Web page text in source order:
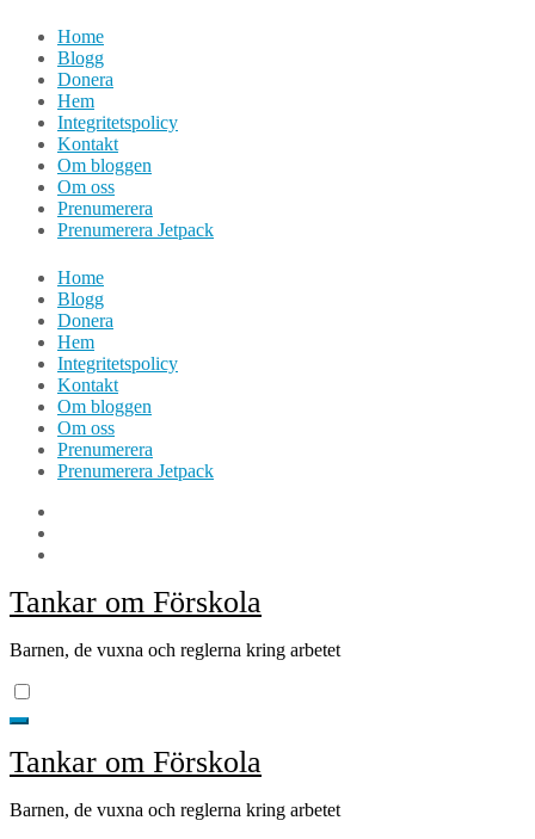
Hoppa
innehåll
Home
Blogg
Donera
Hem
Integritetspolicy
Kontakt
Om bloggen
Om oss
Prenumerera
Prenumerera Jetpack
Home
Blogg
Donera
Hem
Integritetspolicy
Kontakt
Om bloggen
Om oss
Prenumerera
Prenumerera Jetpack
Tankar om Förskola
Barnen, de vuxna och reglerna kring arbetet
Tankar om Förskola
Barnen, de vuxna och reglerna kring arbetet